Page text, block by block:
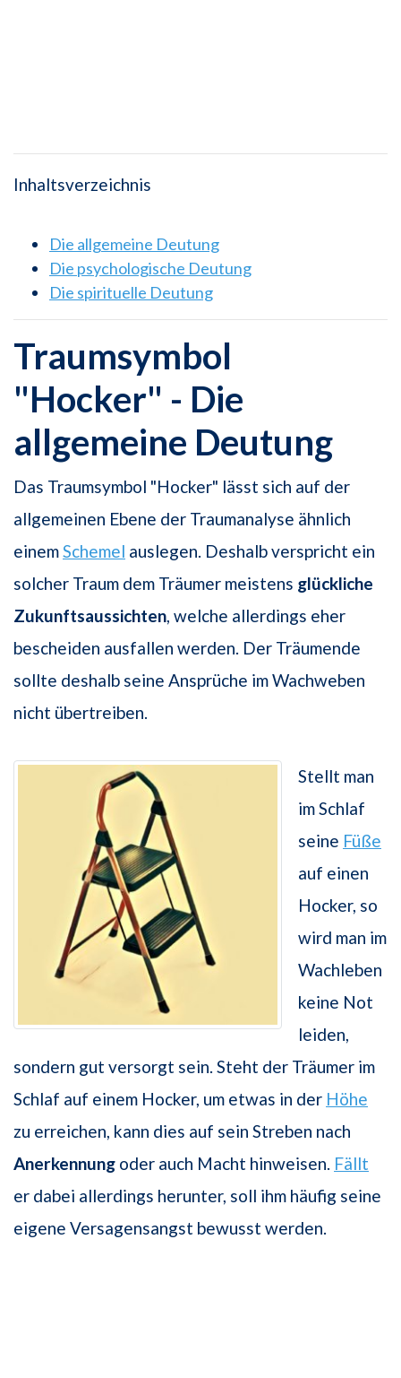
Inhaltsverzeichnis
Die allgemeine Deutung
Die psychologische Deutung
Die spirituelle Deutung
Traumsymbol
"Hocker" - Die
allgemeine Deutung
Das Traumsymbol "Hocker" lässt sich auf der
allgemeinen Ebene der Traumanalyse ähnlich
einemSchemel auslegen. Deshalb verspricht ein
solcher Traum dem Träumer meistens glückliche
Zukunftsaussichten, welche allerdings eher
bescheiden ausfallen werden. Der Träumende
sollte deshalb seine Ansprüche im Wachweben
nicht übertreiben.
Stellt man
im Schlaf
seine Füße
auf einen
Hocker, so
wird man im
Wachleben
keine Not
leiden,
sondern gut versorgt sein. Steht der Träumer im
Schlaf auf einem Hocker, um etwas in der Höhe
zu erreichen, kann dies auf sein Streben nach
Anerkennung oder auch Macht hinweisen. Fällt
er dabei allerdings herunter, soll ihm häufig seine
eigene Versagensangst bewusst werden.